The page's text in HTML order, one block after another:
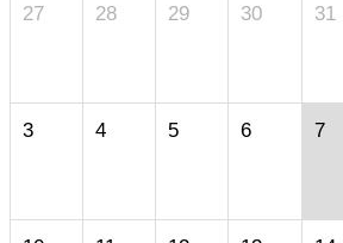
27 28 29 30 31
3 4 5 6 7